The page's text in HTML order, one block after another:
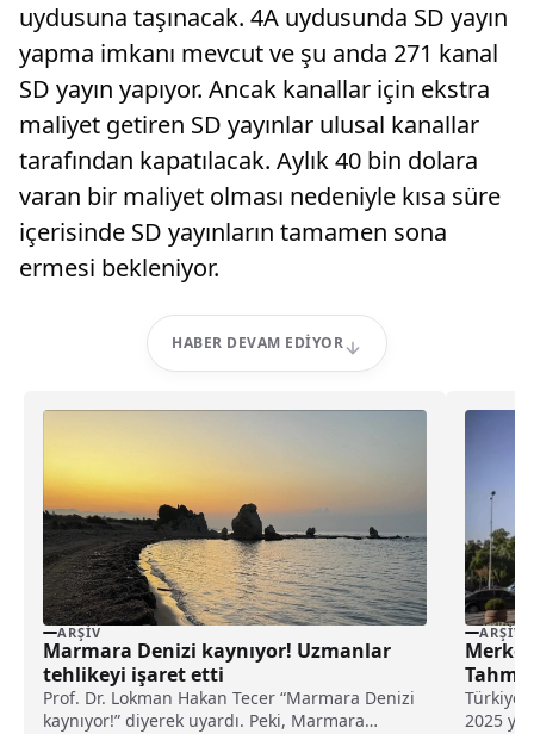
uydusuna taşınacak. 4A uydusunda SD yayın
yapma imkanı mevcut ve şu anda 271 kanal
SD yayın yapıyor. Ancak kanallar için ekstra
maliyet getiren SD yayınlar ulusal kanallar
tarafından kapatılacak. Aylık 40 bin dolara
varan bir maliyet olması nedeniyle kısa süre
içerisinde SD yayınların tamamen sona
ermesi bekleniyor.
HABER DEVAM EDIYOR
ARŞIV
Marmara Denizi kaynıyor! Uzmanlar
tehlikeyi işaret etti
Prof. Dr. Lokman Hakan Tecer “Marmara Denizi
kaynıyor!” diyerek uyardı. Peki, Marmara
ARŞIV
Türkiye
2025